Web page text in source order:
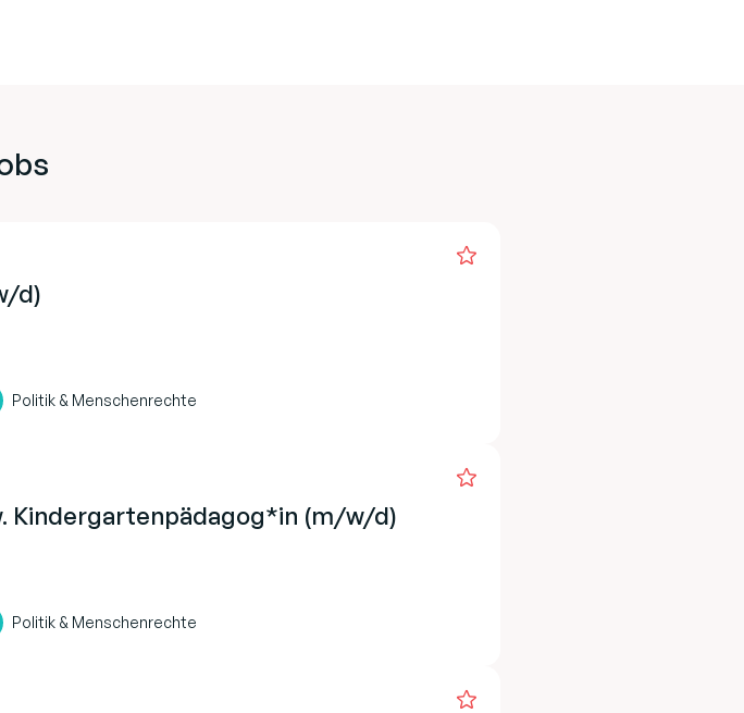
d)
Politik & Menschenrechte
Kindergartenpädagog*in (m/w/d)
Politik & Menschenrechte